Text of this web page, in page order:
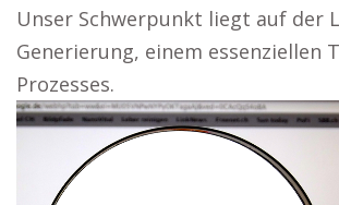
Unser Schwerpunkt liegt auf der
Generierung, einem essenziellen
Prozesses.